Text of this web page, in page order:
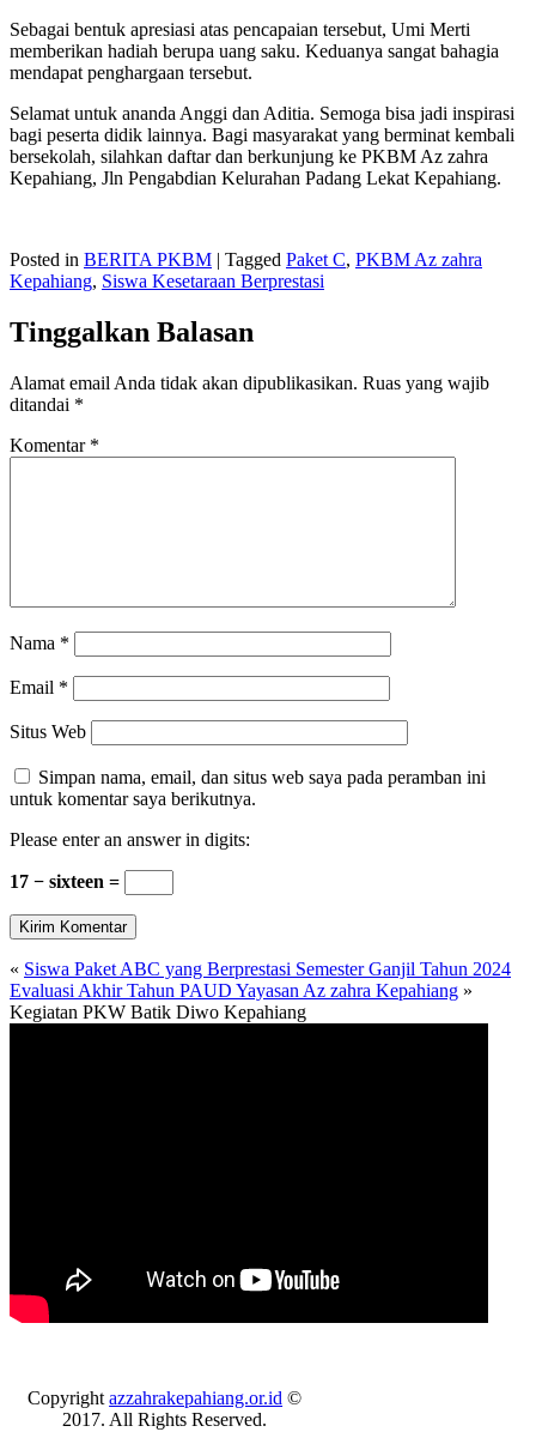
Sebagai bentuk apresiasi atas pencapaian tersebut, Umi Merti
memberikan hadiah berupa uang saku. Keduanya sangat bahagia
mendapat penghargaan tersebut.
Selamat untuk ananda Anggi dan Aditia. Semoga bisa jadi inspirasi
bagi peserta didik lainnya. Bagi masyarakat yang berminat kembali
bersekolah, silahkan daftar dan berkunjung ke PKBM Az zahra
Kepahiang, Jln Pengabdian Kelurahan Padang Lekat Kepahiang.
Posted in BERITA PKBM | Tagged Paket C, PKBM Az zahra
Kepahiang, Siswa Kesetaraan Berprestasi
Tinggalkan Balasan
Alamat email Anda tidak akan dipublikasikan. Ruas yang wajib
ditandai *
Komentar *
Nama *
Email *
Situs Web
Simpan nama, email, dan situs web saya pada peramban ini
untuk komentar saya berikutnya.
Please enter an answer in digits:
17 − sixteen =
« Siswa Paket ABC yang Berprestasi Semester Ganjil Tahun 2024
Evaluasi Akhir Tahun PAUD Yayasan Az zahra Kepahiang »
Kegiatan PKW Batik Diwo Kepahiang
Copyrightazzahrakepahiang.or.id ©
2017. All Rights Reserved.